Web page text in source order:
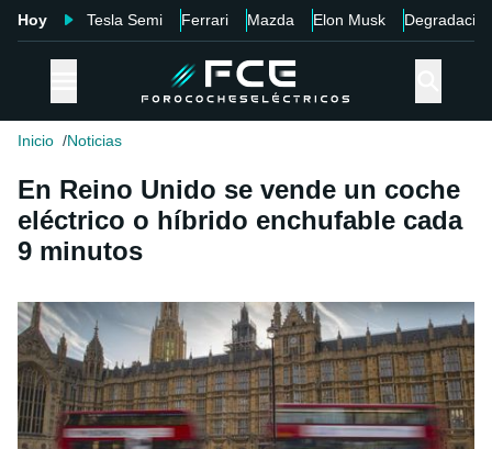
Hoy Tesla Semi Ferrari Mazda Elon Musk Degradación
Inicio Noticias
En Reino Unido se vende un coche
eléctrico o híbrido enchufable cada
9 minutos